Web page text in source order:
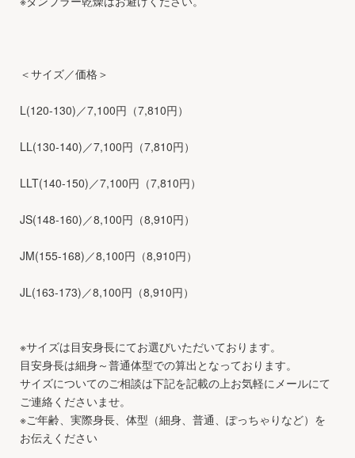
＜サイズ／価格＞
L(120-130)／7,100円（7,810円）
LL(130-140)／7,100円（7,810円）
LLT(140-150)／7,100円（7,810円）
JS(148-160)／8,100円（8,910円）
JM(155-168)／8,100円（8,910円）
JL(163-173)／8,100円（8,910円）
※サイズは目安身長にてお選びいただいております。
目安身長は細身～普通体型での算出となっております。
サイズについてのご相談は下記を記載の上お気軽にメールにて
ご連絡くださいませ。
※ご年齢、実際身長、体型（細身、普通、ぽっちゃりなど）を
お伝えください